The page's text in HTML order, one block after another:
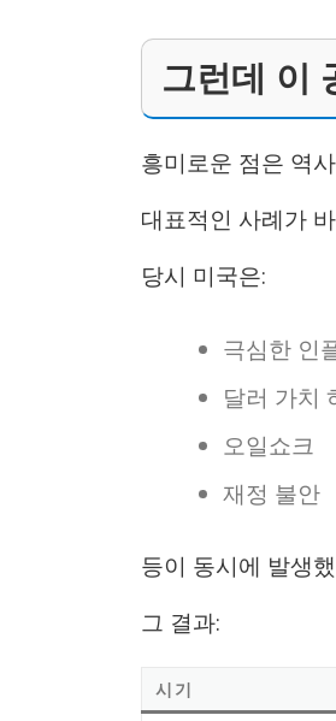
그런데 이
흥미로운 점은 역
대표적인 사례가
당시 미국은:
극심한 인
달러 가치
오일쇼크
재정 불안
등이 동시에 발생
그 결과:
시기